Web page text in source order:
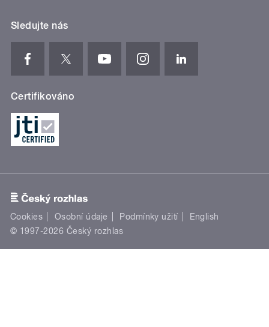
Sledujte nás
Certifikováno
Cookies Osobní údaje Podmínky užití
English
© 1997-2026 Český rozhlas